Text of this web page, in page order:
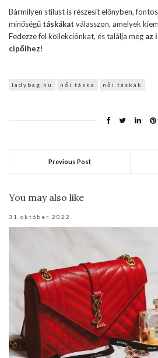
Bármilyen stílust is részesít előnyben,
minőségű táskákat válasszon, amelyek
Fedezze fel kollekciónkat, és találja meg az
cipőihez!
ladybag.hu női táska női táskák
Previous Post
You may also like
31 október 2022